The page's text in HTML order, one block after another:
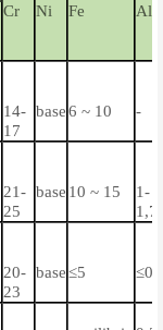
Cr Ni Fe
Al
14-
17
base 6 ~ 10 -
21-
25
base 10 ~ 15
1-
1,7
20-
23
base ≤5